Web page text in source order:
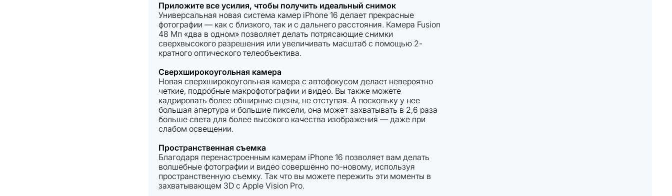
Приложите все усилия, чтобы получить идеальный снимок
Универсальная новая система камер iPhone 16 делает прекрасные
фотографии — как с близкого, так и с дальнего расстояния. Камера Fusion
48 Мп «два в одном» позволяет делать потрясающие снимки
сверхвысокого разрешения или увеличивать масштаб с помощью 2-
кратного оптического телеобъектива.
Сверхширокоугольная камера
Новая сверхширокоугольная камера с автофокусом делает невероятно
четкие, подробные макрофотографии и видео. Вы также можете
кадрировать более обширные сцены, не отступая. А поскольку у нее
большая апертура и большие пиксели, она может захватывать в 2,6 раза
больше света для более высокого качества изображения — даже при
слабом освещении.
Пространственная съемка
Благодаря перенастроенным камерам iPhone 16 позволяет вам делать
волшебные фотографии и видео совершенно по-новому, используя
пространственную съемку. Так что вы можете пережить эти моменты в
захватывающем 3D с Apple Vision Pro.